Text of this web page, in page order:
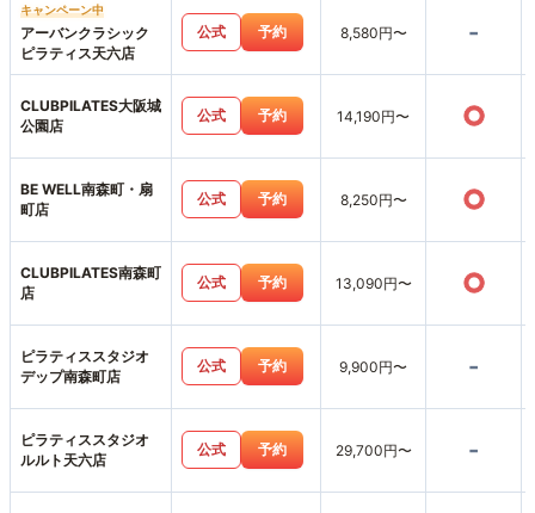
キャンペーン中
アーバンクラシック
ピラティス天六店
公式 予約 8,580円〜 -
CLUBPILATES大阪城
公園店
公式 予約 14,190円〜 ○
BE WELL南森町・扇
町店
公式 予約 8,250円〜 ○
CLUBPILATES南森町
店
公式 予約 13,090円〜 ○
ピラティススタジオ
デップ南森町店
公式 予約 9,900円〜 -
ピラティススタジオ
ルルト天六店
公式 予約 29,700円〜 -